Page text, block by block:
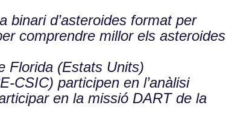
binari d’asteroides format per
comprendre millor els asteroides
Florida (Estats Units)
CSIC) participen en l’anàlisi
en la missió DART de la